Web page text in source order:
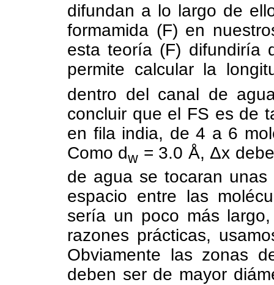
difundan a lo largo de
formamida (F) en
esta teoría (F) difundiría
permite calcular la
dentro del canal de
concluir que el FS es de
en fila india, de 4 a 6
Como dw = 3.0 Å, Δx
de agua se tocaran
espacio entre las
sería un poco más
razones prácticas,
Obviamente las zonas de
deben ser de mayor